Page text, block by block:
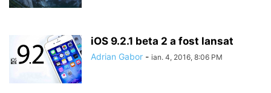
iOS 9.2.1 beta 2 a fost lansat
Adrian Gabor - ian. 4, 2016, 8:06 PM